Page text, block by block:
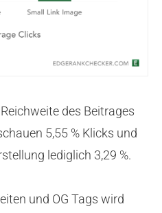
des Beitrages
5,55 % Klicks und
lediglich 3,29 %.
und OG Tags wird